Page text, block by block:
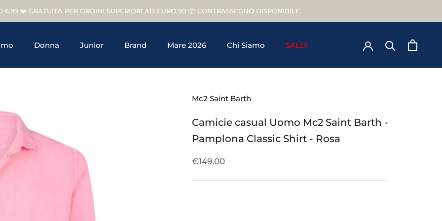
6,99 ❤️ GRATUITA PER ORDINI SUPERIORI AD EURO 90 📦 CONTRASSEGNO DISPONIBILE
Donna
Junior
Brand
Mare 2026
Chi Siamo
SALDI
Mc2 Saint Barth
Camicie casual Uomo Mc2 Saint Barth -
Pamplona Classic Shirt - Rosa
€149,00